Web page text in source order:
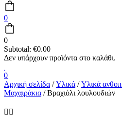
0
0
Subtotal: €0.00
0
Αρχική σελίδα /Υλικά /Υλικά
Μαχαιράκια / Βραχιόλι λουλουδιών